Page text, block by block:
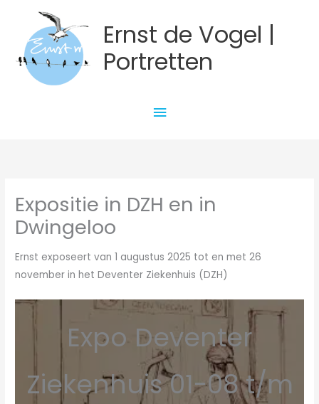
inhoud
Ernst de Vogel |
Portretten
Hoofdmenu
Expositie in DZH en in
Dwingeloo
Ernst exposeert van 1 augustus 2025 tot en met 26
november in het Deventer Ziekenhuis (DZH)
Expo Deventer
Ziekenhuis 01-08 t/m